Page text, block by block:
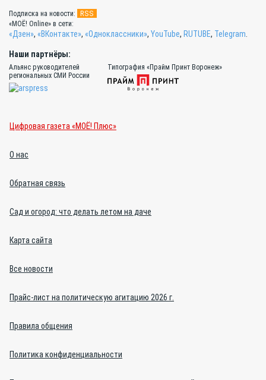
Подписка на новости: RSS
«МОЁ! Online» в сети:
«Дзен», «ВКонтакте», «Одноклассники», YouTube, RUTUBE, Telegram
Наши партнёры:
Альянс руководителей
региональных СМИ России
Типография «Прайм Принт Воронеж»
Цифровая газета «МОЁ! Плюс»
О нас
Обратная связь
Сад и огород: что делать летом на даче
Карта сайта
Все новости
Прайс-лист на политическую агитацию 2026 г.
Правила общения
Политика конфиденциальности